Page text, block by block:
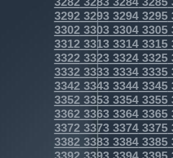
3292329332943295
3302330333043305
3312331333143315
3322332333243325
3332333333343335
3342334333443345
3352335333543355
3362336333643365
3372337333743375
3382338333843385